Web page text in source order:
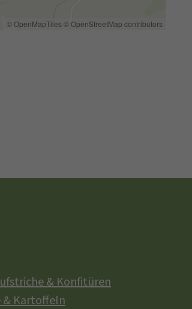
© OpenMapTiles © OpenStreetMap contributors
& Konfitüren
& Kartoffeln